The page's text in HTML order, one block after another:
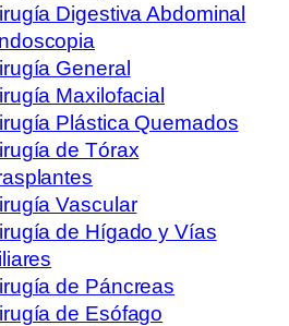
Digestiva Abdominal
General
Maxilofacial
Plástica Quemados
de Tórax
Vascular
de Hígado y Vías
de Páncreas
de Esófago